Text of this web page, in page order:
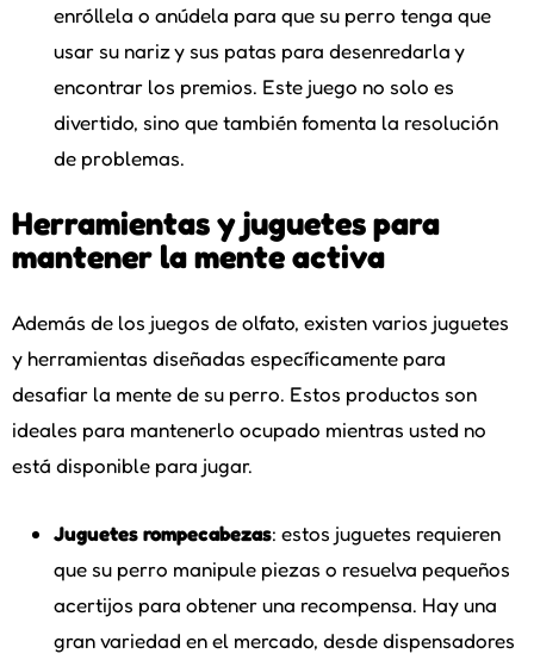
enróllela o anúdela para que su perro tenga que
usar su nariz y sus patas para desenredarla y
encontrar los premios. Este juego no solo es
divertido, sino que también fomenta la resolución
de problemas.
Herramientas y juguetes para
mantener la mente activa
Además de los juegos de olfato, existen varios juguetes
y herramientas diseñadas específicamente para
desafiar la mente de su perro. Estos productos son
ideales para mantenerlo ocupado mientras usted no
está disponible para jugar.
Juguetes rompecabezas: estos juguetes requieren
que su perro manipule piezas o resuelva pequeños
acertijos para obtener una recompensa. Hay una
gran variedad en el mercado, desde dispensadores